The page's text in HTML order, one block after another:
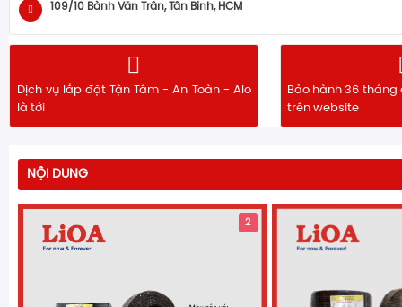
109/10 Bành Văn Trân, Tân Bình, HCM
Dịch vụ lắp đặt Tận Tâm - An Toàn - Alo
là tới
Bảo hành 36
trên website
NỘI DUNG
2